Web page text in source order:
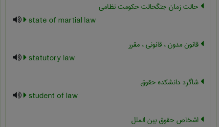
حالت زمان جنگحالت حکومت نظامی
state of martial law
قانون مدون ، قانونی ، مقرر
statutory law
شاگرد دانشکده حقوق
student of law
اشخاص حقوق بین الملل